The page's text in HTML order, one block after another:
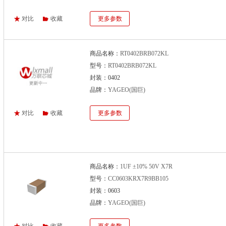
对比 收藏 更多参数
对比 收藏
商品名称： RT0402BRB072KL
型号： RT0402BRB072KL
封装：0402
品牌： YAGEO(国巨)
更多参数
商品名称： 1UF ±10% 50V X7R
型号： CC0603KRX7R9BB105
封装：0603
品牌： YAGEO(国巨)